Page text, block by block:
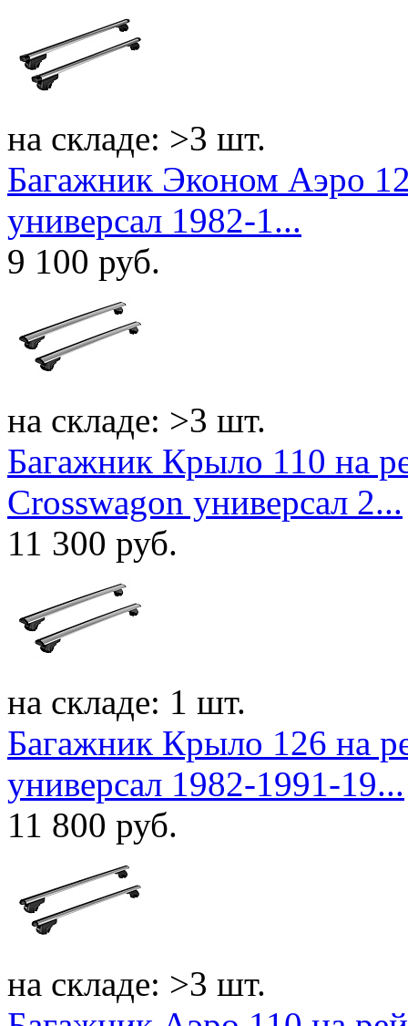
на складе: >3 шт.
Багажник Эконом Аэро
универсал 1982-1...
9 100 руб.
на складе: >3 шт.
Багажник Крыло 110 на
Crosswagon универсал 2...
11 300 руб.
на складе: 1 шт.
Багажник Крыло 126 на
универсал 1982-1991-19...
11 800 руб.
на складе: >3 шт.